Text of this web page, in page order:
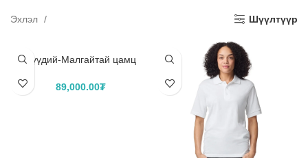
Эхлэл Шүүлтүүр
Хүүдий-Малгайтай цамц
89,000.00₮